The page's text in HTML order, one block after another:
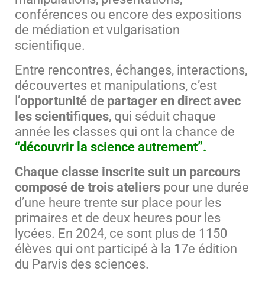
conférences ou encore des expositions
de médiation et vulgarisation
scientifique.
Entre rencontres, échanges, interactions,
découvertes et manipulations, c’est
l’opportunité de partager en direct avec
les scientifiques, qui séduit chaque
année les classes qui ont la chance de
“découvrir la science autrement”.
Chaque classe inscrite suit un parcours
composé de trois ateliers pour une durée
d’une heure trente sur place pour les
primaires et de deux heures pour les
lycées. En 2024, ce sont plus de 1150
élèves qui ont participé à la 17e édition
du Parvis des sciences.